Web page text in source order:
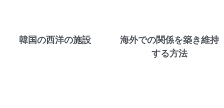
韓国の西洋の施設
海外での関係を築き維持
する方法